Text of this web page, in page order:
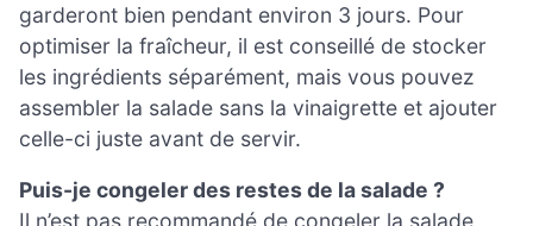
garderont bien pendant environ 3 jours. Pour
optimiser la fraîcheur, il est conseillé de stocker
les ingrédients séparément, mais vous pouvez
assembler la salade sans la vinaigrette et ajouter
celle-ci juste avant de servir.
Puis-je congeler des restes de la salade ?